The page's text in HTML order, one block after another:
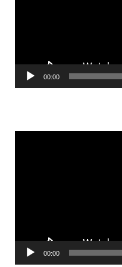
00:00
00:00